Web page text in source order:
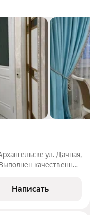
ул. Дачная,
Написать